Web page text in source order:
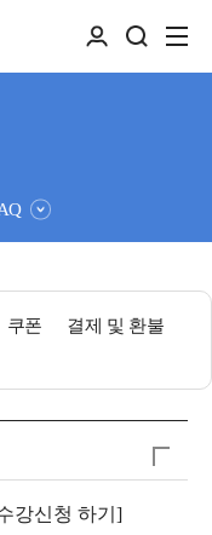
쿠폰
결제 및 환불
강신청 하기]